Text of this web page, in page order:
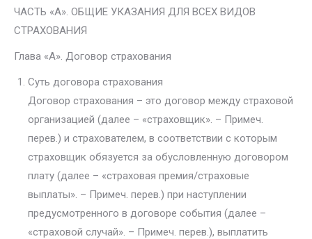
ЧАСТЬ «А». ОБЩИЕ УКАЗАНИЯ ДЛЯ ВСЕХ ВИДОВ
СТРАХОВАНИЯ
Глава «А». Договор страхования
Суть договора страхования
Договор страхования – это договор между страховой
организацией (далее – «страховщик». – Примеч.
перев.) и страхователем, в соответствии с которым
страховщик обязуется за обусловленную договором
плату (далее – «страховая премия/страховые
выплаты». – Примеч. перев.) при наступлении
предусмотренного в договоре события (далее –
«страховой случай». – Примеч. перев.), выплатить